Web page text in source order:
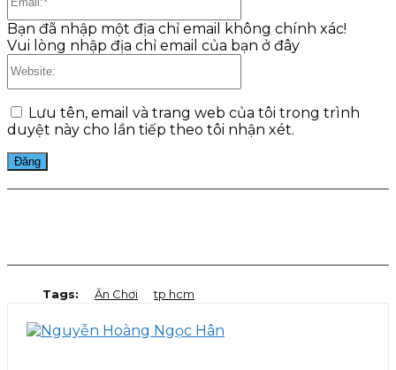
Bạn đã nhập một địa chỉ email không chính xác!
Vui lòng nhập địa chỉ email của bạn ở đây
Lưu tên, email và trang web của tôi trong trình
duyệt này cho lần tiếp theo tôi nhận xét.
Tags: Ăn Chơi tp hcm